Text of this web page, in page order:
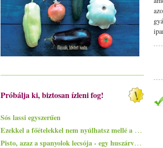
Próbálja ki, biztosan ízleni fog!
Sós lassi egyszerűen
Ezekkel a főételekkel nem nyúlhatsz mellé a hőségben - 5+1 kánikularecept
Pisto, azaz a spanyolok lecsója - egy huszárvágással tesszük laktatóbbá